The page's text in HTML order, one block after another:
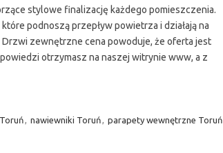
stylowe finalizację każdego pomieszczenia.
podnoszą przepływ powietrza i działają na
zewnętrzne cena powoduje, że oferta jest
otrzymasz na naszej witrynie www, a z
, nawiewniki Toruń, parapety wewnętrzne Toruń